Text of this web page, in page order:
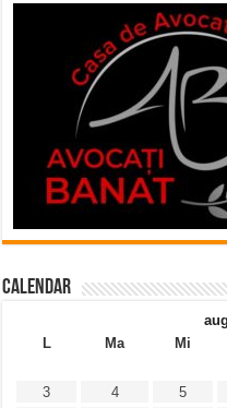
Calendar
L
Ma Mi
3
4 5